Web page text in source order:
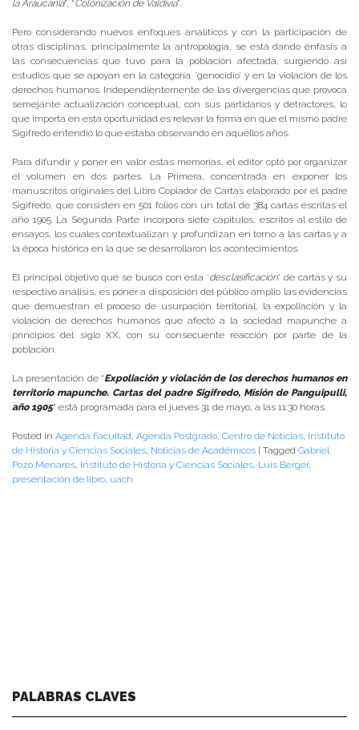
la Araucanía”, “Colonización de Valdivia”.
Pero considerando nuevos enfoques analíticos y con la participación de
otras disciplinas, principalmente la antropología, se está dando énfasis a
las consecuencias que tuvo para la población afectada, surgiendo así
estudios que se apoyan en la categoría ‘genocidio’ y en la violación de los
derechos humanos. Independientemente de las divergencias que provoca
semejante actualización conceptual, con sus partidarios y detractores, lo
que importa en esta oportunidad es relevar la forma en que el mismo padre
Sigifredo entendió lo que estaba observando en aquellos años.
Para difundir y poner en valor estas memorias, el editor optó por organizar
el volumen en dos partes. La Primera, concentrada en exponer los
manuscritos originales del Libro Copiador de Cartas elaborado por el padre
Sigifredo, que consisten en 501 folios con un total de 384 cartas escritas el
año 1905. La Segunda Parte incorpora siete capítulos, escritos al estilo de
ensayos, los cuales contextualizan y profundizan en torno a las cartas y a
la época histórica en la que se desarrollaron los acontecimientos.
El principal objetivo que se busca con esta ‘desclasificación’ de cartas y su
respectivo análisis, es poner a disposición del público amplio las evidencias
que demuestran el proceso de usurpación territorial, la expoliación y la
violación de derechos humanos que afectó a la sociedad mapunche a
principios del siglo XX, con su consecuente reacción por parte de la
población.
La presentación de “Expoliación y violación de los derechos humanos en
territorio mapunche. Cartas del padre Sigifredo, Misión de Panguipulli,
año 1905” está programada para el jueves 31 de mayo, a las 11:30 horas.
Posted in Agenda Facultad, Agenda Postgrado, Centro de Noticias, Instituto
de Historia y Ciencias Sociales, Noticias de Académicos Tagged Gabriel
Pozo Menares, Instituto de Historia y Ciencias Sociales, Luis Berger,
presentación de libro, uach
PALABRAS CLAVES